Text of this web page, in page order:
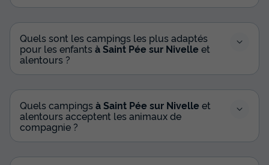
Quels sont les campings les plus adaptés
pour les enfants à Saint Pée sur Nivelle et
alentours ?
Quels campings à Saint Pée sur Nivelle et
alentours acceptent les animaux de
compagnie ?